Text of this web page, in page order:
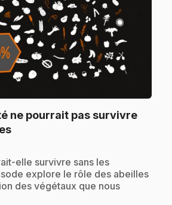
ne pourrait pas survivre
.
elle survivre sans les
explore le rôle des abeilles
des végétaux que nous